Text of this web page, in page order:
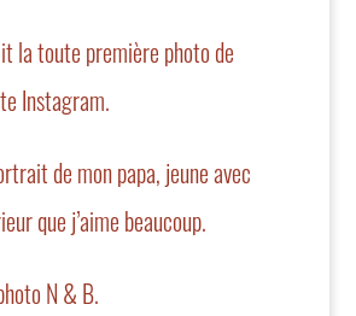
la toute première photo de
Instagram.
de mon papa, jeune avec
que j’aime beaucoup.
N & B.